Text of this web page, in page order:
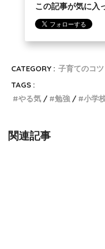
この記事が気に入
CATEGORY : 子育てのコツ
TAGS :
やる気
勉強 小学
関連記事